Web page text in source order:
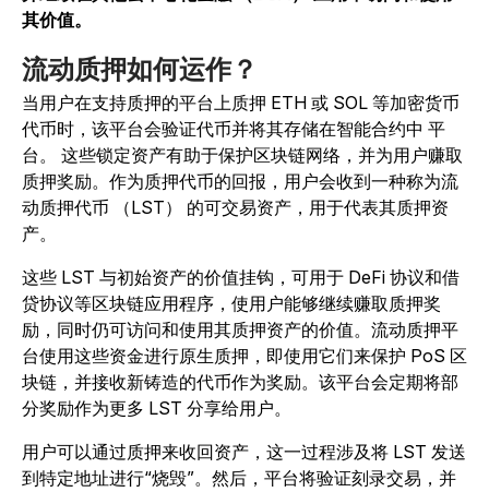
其价值。
流动质押如何运作？
当用户在支持质押的平台上质押 ETH 或 SOL 等加密货币
代币时，该平台会验证代币并将其存储在智能合约中 平
台。
这些锁定资产有助于保护区块链网络，并为用户赚取
质押奖励。作为质押代币的回报，用户会收到一种称为流
动质押代币 （LST） 的可交易资产，用于代表其质押资
产。
这些 LST 与初始资产的价值挂钩，可用于 DeFi 协议和借
贷协议等区块链应用程序，使用户能够继续赚取质押奖
励，同时仍可访问和使用其质押资产的价值。流动质押平
台使用这些资金进行原生质押，即使用它们来保护 PoS 区
块链，并接收新铸造的代币作为奖励。该平台会定期将部
分奖励作为更多 LST 分享给用户。
用户可以通过质押来收回资产，这一过程涉及将 LST 发送
到特定地址进行“烧毁”。然后，平台将验证刻录交易，并